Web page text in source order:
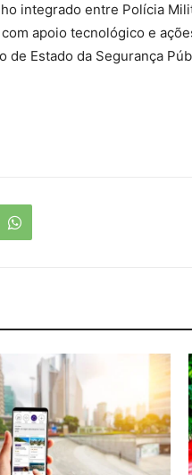
integrado entre Polícia
apoio tecnológico e
de Estado da Segurança